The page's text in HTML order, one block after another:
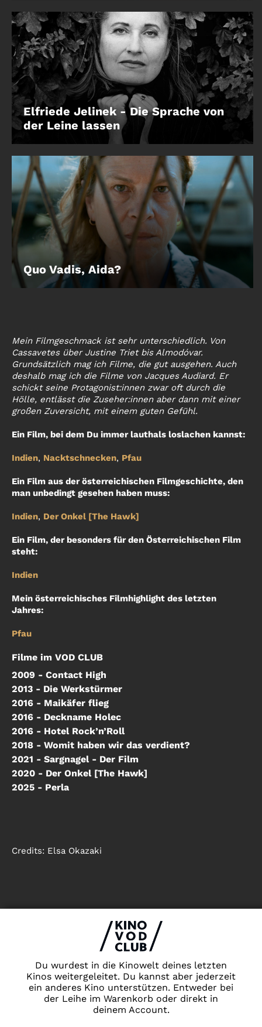
Du wurdest in die Kinowelt deines letzten
Kinos weitergeleitet. Du kannst aber jederzeit
ein anderes Kino unterstützen. Entweder bei
der Leihe im Warenkorb oder direkt in
deinem Account.
Mein Filmgeschmack ist sehr unterschiedlich. Von
Cassavetes über Justine Triet bis Almodóvar.
Grundsätzlich mag ich Filme, die gut ausgehen. Auch
deshalb mag ich die Filme von Jacques Audiard. Er
schickt seine Protagonist:innen zwar oft durch die
Hölle, entlässt die Zuseher:innen aber dann mit einer
großen Zuversicht, mit einem guten Gefühl.
Ein Film, bei dem Du immer lauthals loslachen kannst:
Indien, Nacktschnecken, Pfau
Ein Film aus der österreichischen Filmgeschichte, den
man unbedingt gesehen haben muss:
Indien, Der Onkel [The Hawk]
Ein Film, der besonders für den Österreichischen Film
steht:
Indien
Mein österreichisches Filmhighlight des letzten
Jahres:
Pfau
Filme im VOD CLUB
2009 - Contact High
2013 - Die Werkstürmer
2016 - Maikäfer flieg
2016 - Deckname Holec
2016 - Hotel Rock’n’Roll
2018 - Womit haben wir das verdient?
2021 - Sargnagel - Der Film
2020 - Der Onkel [The Hawk]
2025 - Perla
Credits: Elsa Okazaki
Elfriede Jelinek - Die Sprache von
der Leine lassen
Quo Vadis, Aida?
AGB
Kontakt
Newsletter
Partner